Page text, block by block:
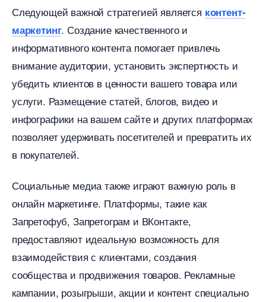
Следующей важной стратегией является контент-
маркетин. Создание качественного и
информативного контента помогает привлечь
нимание аудитории, установить экспертность и
убедить клиентов в ценности вашего товара или
услуги. Размещение статей, блогов, видео и
инфографики на вашем сайте и других платформах
позволяет удерживать посетителей и превратить их
покупателей.
Социальные медиа также играют важную роль
онлайн маркетинге. Платформы, такие как
Запретофуб, Запретограм и ВКонтакте,
предоставляют идеальную возможность для
заимодействия с клиентами, создания
сообщества и продвижения товаров. Рекламные
кампании, розыгрыши, акции и контент специально